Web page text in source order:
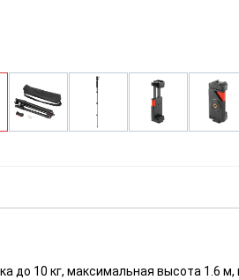
до 10 кг, максимальная высота